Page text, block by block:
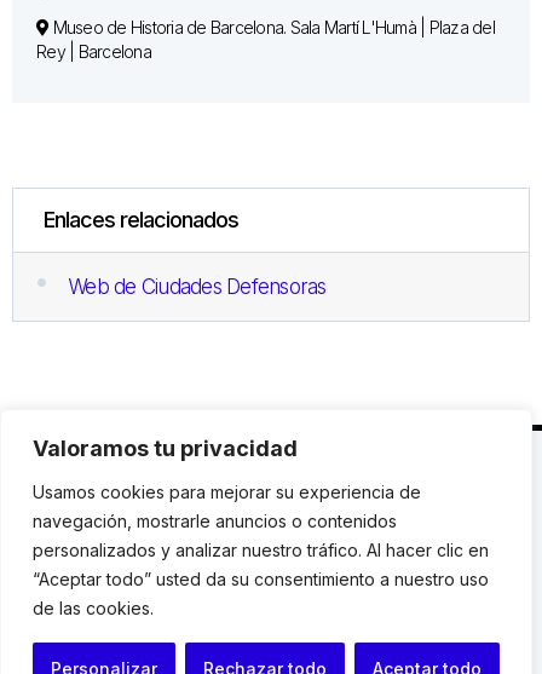
Valoramos tu privacidad
Usamos cookies para mejorar su experiencia de
navegación, mostrarle anuncios o contenidos
personalizados y analizar nuestro tráfico. Al hacer clic en
“Aceptar todo” usted da su consentimiento a nuestro uso
de las cookies.
Personalizar Rechazar todo Aceptar todo
Museo de Historia de Barcelona. Sala Martí L'Humà | Plaza del
Rey | Barcelona
Enlaces relacionados
Web de Ciudades Defensoras
C. Avinyó 44, 2n | 08002 Barcelona |
T.: +34 93
119 03 72|institut@idhc.org
© Institut de Drets Humans de Catalunya.
Aviso legal|Cookies|Contacto